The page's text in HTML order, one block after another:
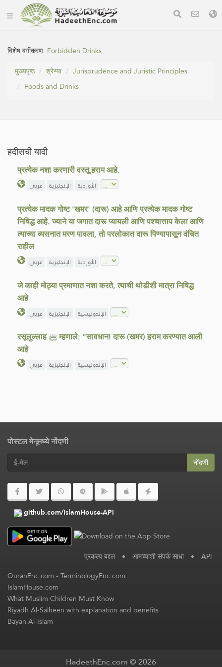
विशेष वर्गीकरण: Forbidden Drinks
मुख्यपृष्ठ
श्रेण्या
Jurisprudence and Juristic Principles
Foods and Drinks
हदीसची यादी
प्रत्येक नशा करणारी वस्तू हराम आहे.
عربي الإنجليزية الأوردية
प्रत्येक मादक गोष्ट 'खमर' (दारू) आहे आणि प्रत्येक मादक गोष्ट
निषिद्ध आहे. ज्याने या जगात दारू प्यायली आणि पश्चात्ताप केला आणि
त्याच्या व्यसनात मरण पावला, तो परलोकात दारू पिण्यापासून वंचित
राहील
عربي الإنجليزية الأوردية
जे काही मोठ्या प्रमाणात नशा करते, त्याची थोडीशी मात्रा निषिद्ध
आहे
عربي الإنجليزية الإندونيسية
रसूलुल्लाह ﷺ म्हणाले: "सावधान! दारू (खमर) हराम करण्यात आली
आहे
عربي الإنجليزية الإندونيسية
पोस्टल मेनूमध्ये नोंदणी
नोंदणी
github.com/IslamHouse-API
प्रकल्प बद्दल • आमच्याशी संपर्क साधा • API
QuranEnc.com-TerminologyEnc.com
IslamHouse.com
What Muslim Children Must Know
Riyadh Al-Salheen with explanation and benefits
Bayan Al-Islam
HadeethEnc.com © 2026